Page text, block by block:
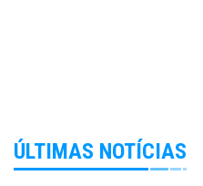
ÚLTIMAS NOTÍCIAS